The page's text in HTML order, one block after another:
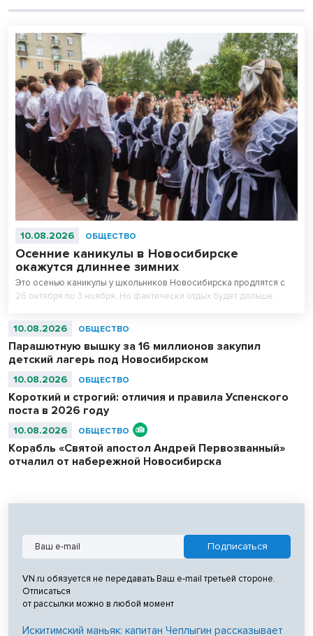
10.08.2026 ОБЩЕСТВО
Осенние каникулы в Новосибирске
окажутся длиннее зимних
Это осенью каникулы у школьников Новосибирска продлятся с
26 октября по 3 ноября. Но фактически отдых будет дольше.
10.08.2026 ОБЩЕСТВО
Парашютную вышку за 16 миллионов закупил
детский лагерь под Новосибирском
10.08.2026 ОБЩЕСТВО
Короткий и строгий: отличия и правила Успенского
поста в 2026 году
10.08.2026 ОБЩЕСТВО
Корабль «Святой апостол Андрей Первозванный»
отчалил от набережной Новосибирска
VN.ru обязуется не передавать Ваш e-mail третьей стороне.
Отписаться
от рассылки можно в любой момент
Искитимский маньяк: капитан Чеплыгин рассказывает